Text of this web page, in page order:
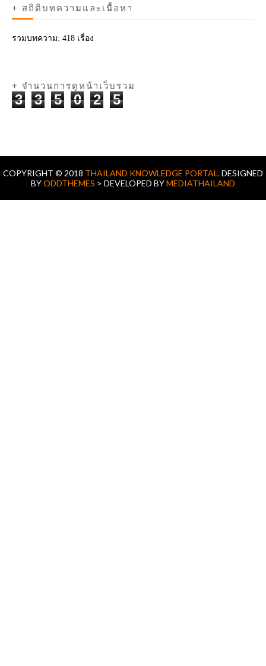
+ สถิติบทความและเนื้อหา
รวมบทความ: 418 เรื่อง
+ จำนวนการดูหน้าเว็บรวม
3 3 5 0 2 5
COPYRIGHT © 2018 THAILAND KNOWLEDGE PORTAL.DESIGNED
BYODDTHEMES > DEVELOPED BYMEDIATHAILAND